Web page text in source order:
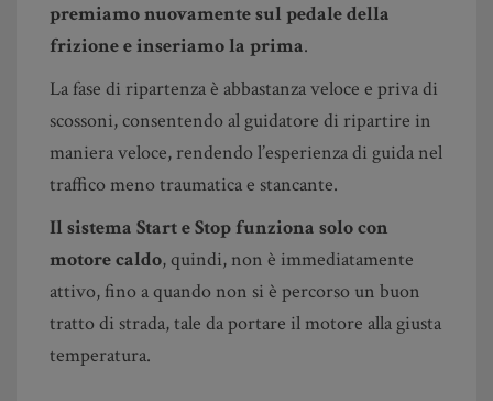
premiamo nuovamente sul pedale della
frizione e inseriamo la prima.
La fase di ripartenza è abbastanza veloce e priva di
scossoni, consentendo al guidatore di ripartire in
maniera veloce, rendendo l’esperienza di guida nel
traffico meno traumatica e stancante.
Il sistema Start e Stop funziona solo con
motore caldo, quindi, non è immediatamente
attivo, fino a quando non si è percorso un buon
tratto di strada, tale da portare il motore alla giusta
temperatura.